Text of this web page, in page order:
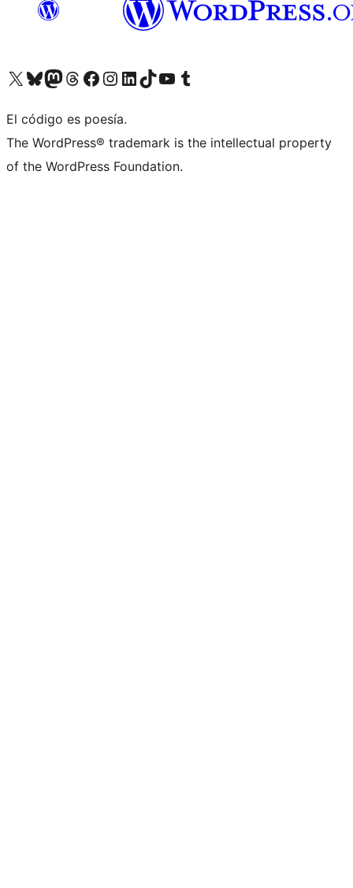
Visit our X (formerly Twitter) account
Visit our Bluesky account
Visit our Mastodon account
Visit our Threads account
Visita nuestra página de Facebook
Visita nuestra cuenta de Instagram
Visita nuestra cuenta de LinkedIn
Visit our TikTok account
Visita nuestro canal de YouTube
Visit our Tumblr account
El código es poesía.
The WordPress® trademark is the intellectual property
of the WordPress Foundation.